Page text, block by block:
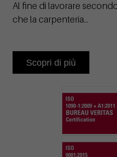
Al fine di lavorare
che la carpenteria...
Scopri di più